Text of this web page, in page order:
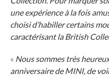
une expérience à la fois
choisi d’habiller certains
caractérisant la British
« Nous sommes très
anniversaire de MINI, de